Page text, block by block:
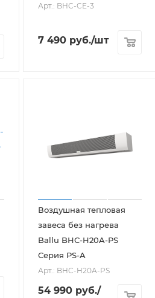
Арт.: BHC-CE-3
7 490 руб./шт
Воздушная тепловая
завеса без нагрева
Ballu BHC-H20A-PS
Серия PS-A
Арт.: BHC-H20A-PS
54 990 руб./